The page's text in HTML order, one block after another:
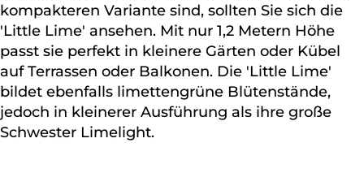
kompakteren Variante sind, sollten Sie sich die
'Little Lime' ansehen. Mit nur 1,2 Metern Höhe
passt sie perfekt in kleinere Gärten oder Kübel
auf Terrassen oder Balkonen. Die 'Little Lime'
bildet ebenfalls limettengrüne Blütenstände,
jedoch in kleinerer Ausführung als ihre große
Schwester Limelight.